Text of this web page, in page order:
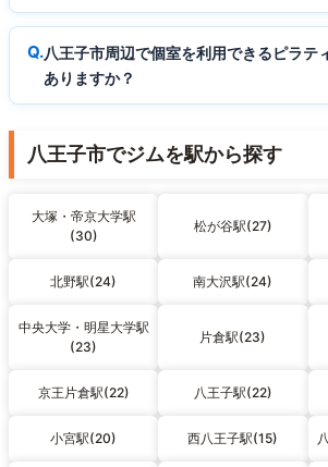
八王子市周辺で個室を利用できるピラテ
ありますか？
八王子市でジムを駅から探す
大塚・帝京大学駅
(30)
松が谷駅(27)
北野駅(24) 南大沢駅(24)
中央大学・明星大学駅
(23)
片倉駅(23)
京王片倉駅(22) 八王子駅(22)
小宮駅(20) 西八王子駅(15)